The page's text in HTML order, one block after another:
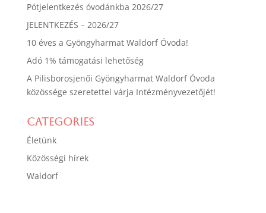
Pótjelentkezés óvodánkba 2026/27
JELENTKEZÉS – 2026/27
10 éves a Gyöngyharmat Waldorf Óvoda!
Adó 1% támogatási lehetőség
A Pilisborosjenői Gyöngyharmat Waldorf Óvoda
közössége szeretettel várja Intézményvezetőjét!
Categories
Életünk
Közösségi hírek
Waldorf